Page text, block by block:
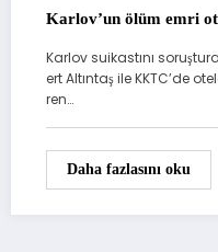
Karlov’un ölüm emri
Karlov suikastını
ert Altıntaş ile KKTC’de
ren…
Daha fazlasını oku